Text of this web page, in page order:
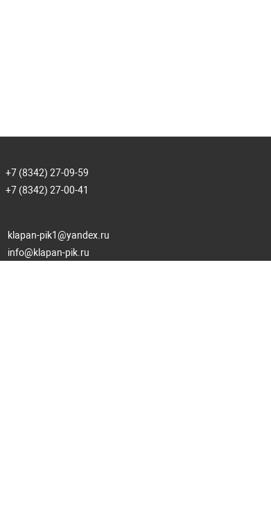
+7 (8342) 27-09-59
+7 (8342) 27-00-41
klapan-pik1@yandex.ru
info@klapan-pik.ru